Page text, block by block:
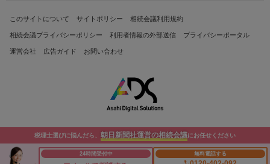
税理士選びに悩んだら、 朝日新聞社運営の相続会議にお任せください
24時間受付中 無料電話する
このサイトについて サイトポリシー 相続会議利用規約
相続会議プライバシーポリシー 利用者情報の外部送信 プライバシーポータル
運営会社 広告ガイド お問い合わせ
Copyright© The Asahi Shimbun Company. All Rights Reserved.